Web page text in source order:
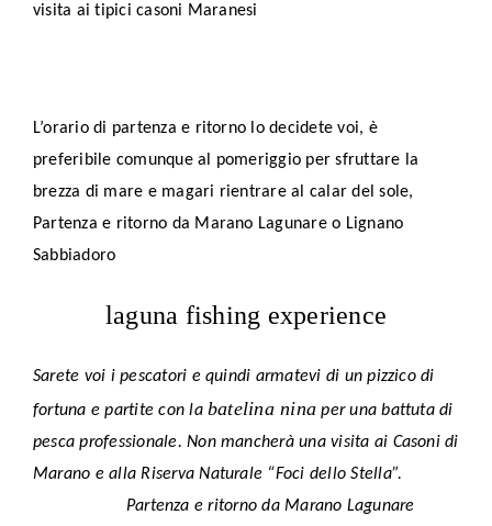
visita ai tipici casoni Maranesi
L’orario di partenza e ritorno lo decidete voi, è
preferibile comunque al pomeriggio per sfruttare la
brezza di mare e magari rientrare al calar del sole,
Partenza e ritorno da Marano Lagunare o Lignano
Sabbiadoro
laguna fishing experience
Sarete voi i pescatori e quindi armatevi di un pizzico di
fortuna e partite con la batelina nina per una battuta di
pesca professionale. Non mancherà una visita ai Casoni di
Marano e alla Riserva Naturale “Foci dello Stella”.
Partenza e ritorno da Marano Lagunare